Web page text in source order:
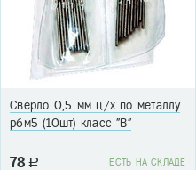
Сверло 0,5 мм ц/х по металлу
р6м5 (10шт) класс "В"
78 a EСТЬ НА СКЛАДЕ